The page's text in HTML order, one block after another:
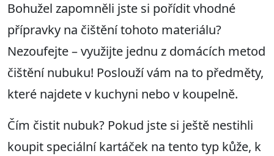
Bohužel zapomněli jste si pořídit vhodné
přípravky na čištění tohoto materiálu?
Nezoufejte – využijte jednu z domácích metod
čištění nubuku! Poslouží vám na to předměty,
které najdete v kuchyni nebo v koupelně.
Čím čistit nubuk? Pokud jste si ještě nestihli
koupit speciální kartáček na tento typ kůže, k